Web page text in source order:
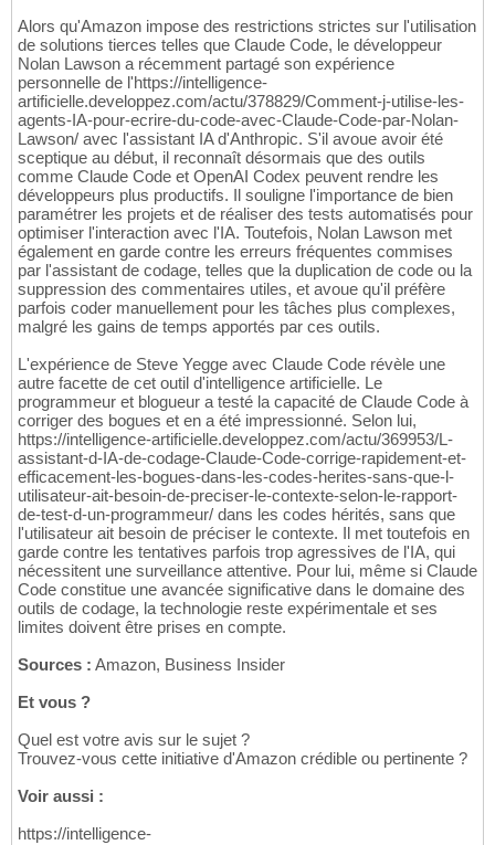
Alors qu'Amazon impose des restrictions strictes sur l'utilisation
de solutions tierces telles que Claude Code, le développeur
Nolan Lawson a récemment partagé son expérience
personnelle de l'https://intelligence-
artificielle.developpez.com/actu/378829/Comment-j-utilise-les-
agents-IA-pour-ecrire-du-code-avec-Claude-Code-par-Nolan-
Lawson/ avec l'assistant IA d'Anthropic. S'il avoue avoir été
sceptique au début, il reconnaît désormais que des outils
comme Claude Code et OpenAI Codex peuvent rendre les
développeurs plus productifs. Il souligne l'importance de bien
paramétrer les projets et de réaliser des tests automatisés pour
optimiser l'interaction avec l'IA. Toutefois, Nolan Lawson met
également en garde contre les erreurs fréquentes commises
par l'assistant de codage, telles que la duplication de code ou la
suppression des commentaires utiles, et avoue qu'il préfère
parfois coder manuellement pour les tâches plus complexes,
malgré les gains de temps apportés par ces outils.
L'expérience de Steve Yegge avec Claude Code révèle une
autre facette de cet outil d'intelligence artificielle. Le
programmeur et blogueur a testé la capacité de Claude Code à
corriger des bogues et en a été impressionné. Selon lui,
https://intelligence-artificielle.developpez.com/actu/369953/L-
assistant-d-IA-de-codage-Claude-Code-corrige-rapidement-et-
efficacement-les-bogues-dans-les-codes-herites-sans-que-l-
utilisateur-ait-besoin-de-preciser-le-contexte-selon-le-rapport-
de-test-d-un-programmeur/ dans les codes hérités, sans que
l'utilisateur ait besoin de préciser le contexte. Il met toutefois en
garde contre les tentatives parfois trop agressives de l'IA, qui
nécessitent une surveillance attentive. Pour lui, même si Claude
Code constitue une avancée significative dans le domaine des
outils de codage, la technologie reste expérimentale et ses
limites doivent être prises en compte.
Sources : Amazon, Business Insider
Et vous ?
Quel est votre avis sur le sujet ?
Trouvez-vous cette initiative d'Amazon crédible ou pertinente ?
Voir aussi :
https://intelligence-